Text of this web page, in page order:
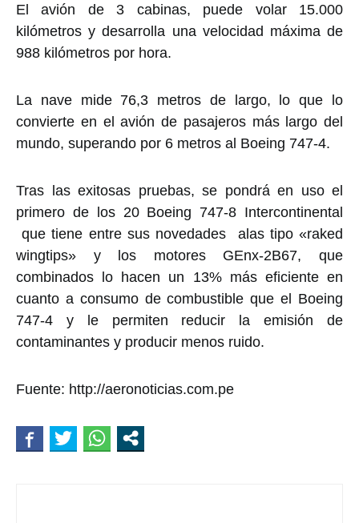
El avión de 3 cabinas, puede volar 15.000
kilómetros y desarrolla una velocidad máxima de
988 kilómetros por hora.
La nave mide 76,3 metros de largo, lo que lo
convierte en el avión de pasajeros más largo del
mundo, superando por 6 metros al Boeing 747-4.
Tras las exitosas pruebas, se pondrá en uso el
primero de los 20 Boeing 747-8 Intercontinental
que tiene entre sus novedades alas tipo «raked
wingtips» y los motores GEnx-2B67, que
combinados lo hacen un 13% más eficiente en
cuanto a consumo de combustible que el Boeing
747-4 y le permiten reducir la emisión de
contaminantes y producir menos ruido.
Fuente: http://aeronoticias.com.pe